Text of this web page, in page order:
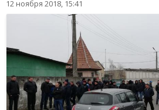
12 ноября 2018, 15:41